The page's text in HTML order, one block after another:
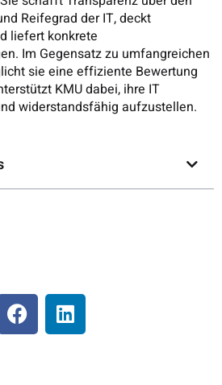
Reifegrad der IT, deckt
liefert konkrete
Im Gegensatz zu umfangreichen
sie eine effiziente Bewertung
KMU dabei, ihre IT
widerstandsfähig aufzustellen.